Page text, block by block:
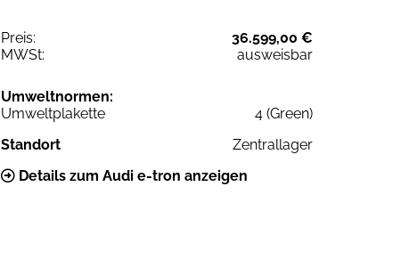
Preis:
36.599,00 €
MWSt:
ausweisbar
Umweltnormen:
Umweltplakette
4 (Green)
Standort
Zentrallager
Details zum Audi e-tron anzeigen